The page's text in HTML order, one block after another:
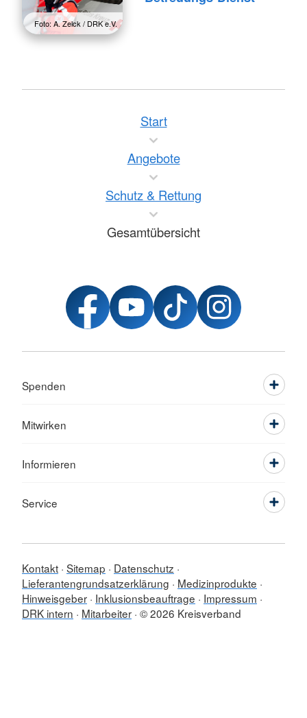
Foto: A. Zelck / DRK e.V.
Start
Angebote
Schutz & Rettung
Gesamtübersicht
Spenden
Mitwirken
Informieren
Service
Kontakt Sitemap
Datenschutz
Lieferantengrundsatzerklärung
Medizinprodukte
Hinweisgeber Inklusionsbeauftrage
Impressum
DRK intern
Mitarbeiter © 2026 Kreisverband